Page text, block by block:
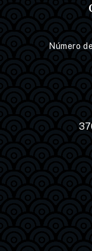
Número